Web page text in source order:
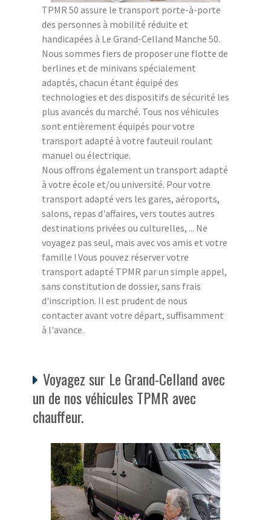
TPMR 50 assure le transport porte-à-porte
des personnes à mobilité réduite et
handicapées à Le Grand-Celland Manche 50.
Nous sommes fiers de proposer une flotte de
berlines et de minivans spécialement
adaptés, chacun étant équipé des
technologies et des dispositifs de sécurité les
plus avancés du marché. Tous nos véhicules
sont entièrement équipés pour votre
transport adapté à votre fauteuil roulant
manuel ou électrique.
Nous offrons également un transport adapté
à votre école et/ou université. Pour votre
transport adapté vers les gares, aéroports,
salons, repas d'affaires, vers toutes autres
destinations privées ou culturelles, ... Ne
voyagez pas seul, mais avec vos amis et votre
famille ! Vous pouvez réserver votre
transport adapté TPMR par un simple appel,
sans constitution de dossier, sans frais
d'inscription. Il est prudent de nous
contacter avant votre départ, suffisamment
à l'avance.
Voyagez sur Le Grand-Celland avec
un de nos véhicules TPMR avec
chauffeur.